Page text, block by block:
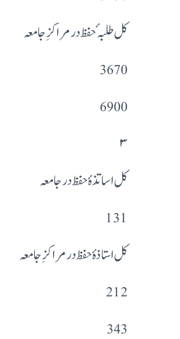
کل طلبہٴ حفظ در مراکزِ جامعہ
3670
6900
۳
کل اساتذہٴ حفظ درجامعہ
131
کل استاذہٴ حفظ درمراکز ِجامعہ
212
343